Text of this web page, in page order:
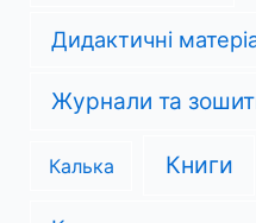
Дидактичні
Журнали та
Калька Книги